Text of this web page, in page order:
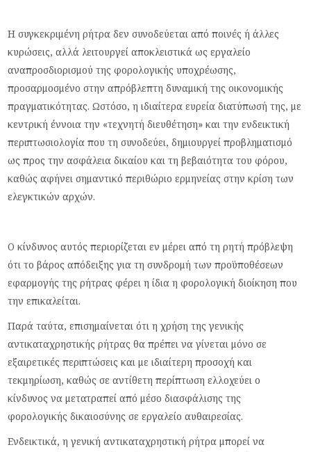
Η συγκεκριμένη ρήτρα δεν συνοδεύεται από ποινές ή άλλες
κυρώσεις, αλλά λειτουργεί αποκλειστικά ως εργαλείο
αναπροσδιορισμού της φορολογικής υποχρέωσης,
προσαρμοσμένο στην απρόβλεπτη δυναμική της οικονομικής
πραγματικότητας. Ωστόσο, η ιδιαίτερα ευρεία διατύπωσή της, με
κεντρική έννοια την «τεχνητή διευθέτηση» και την ενδεικτική
περιπτωσιολογία που τη συνοδεύει, δημιουργεί προβληματισμό
ως προς την ασφάλεια δικαίου και τη βεβαιότητα του φόρου,
καθώς αφήνει σημαντικό περιθώριο ερμηνείας στην κρίση των
ελεγκτικών αρχών.
Ο κίνδυνος αυτός περιορίζεται εν μέρει από τη ρητή πρόβλεψη
ότι το βάρος απόδειξης για τη συνδρομή των προϋποθέσεων
εφαρμογής της ρήτρας φέρει η ίδια η φορολογική διοίκηση που
την επικαλείται.
Παρά ταύτα, επισημαίνεται ότι η χρήση της γενικής
αντικαταχρηστικής ρήτρας θα πρέπει να γίνεται μόνο σε
εξαιρετικές περιπτώσεις και με ιδιαίτερη προσοχή και
τεκμηρίωση, καθώς σε αντίθετη περίπτωση ελλοχεύει ο
κίνδυνος να μετατραπεί από μέσο διασφάλισης της
φορολογικής δικαιοσύνης σε εργαλείο αυθαιρεσίας.
Ενδεικτικά, η γενική αντικαταχρηστική ρήτρα μπορεί να